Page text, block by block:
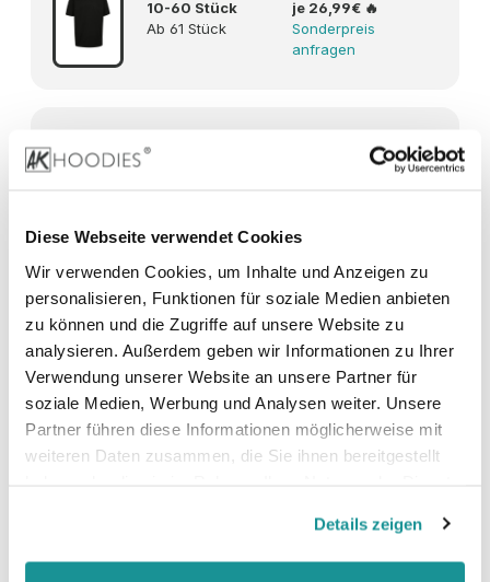
Diese Webseite verwendet Cookies
Wir verwenden Cookies, um Inhalte und Anzeigen zu
personalisieren, Funktionen für soziale Medien anbieten
zu können und die Zugriffe auf unsere Website zu
analysieren. Außerdem geben wir Informationen zu Ihrer
Verwendung unserer Website an unsere Partner für
soziale Medien, Werbung und Analysen weiter. Unsere
Partner führen diese Informationen möglicherweise mit
weiteren Daten zusammen, die Sie ihnen bereitgestellt
Details zeigen
10-60 Stück
Ab 61 Stück
je 26,99€ 🔥
Sonderpreis
anfragen
Heavyweight Signatur Oversize ZIP
1-9 Stück
Ab 61 Stück
je 66,99€
Sonderpreis
anfragen
Fluffy Hoodie
1-9 Stück
10-60 Stück
je 61,99€
je 49,99€🔥